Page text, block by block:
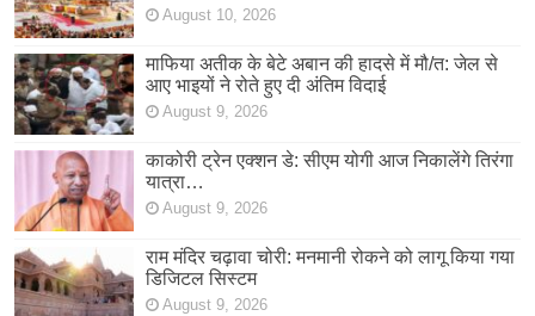
August 10, 2026
माफिया अतीक के बेटे अबान की हादसे में मौ/त: जेल से
आए भाइयों ने रोते हुए दी अंतिम विदाई
August 9, 2026
काकोरी ट्रेन एक्शन डे: सीएम योगी आज निकालेंगे तिरंगा
यात्रा…
August 9, 2026
राम मंदिर चढ़ावा चोरी: मनमानी रोकने को लागू किया गया
डिजिटल सिस्टम
August 9, 2026